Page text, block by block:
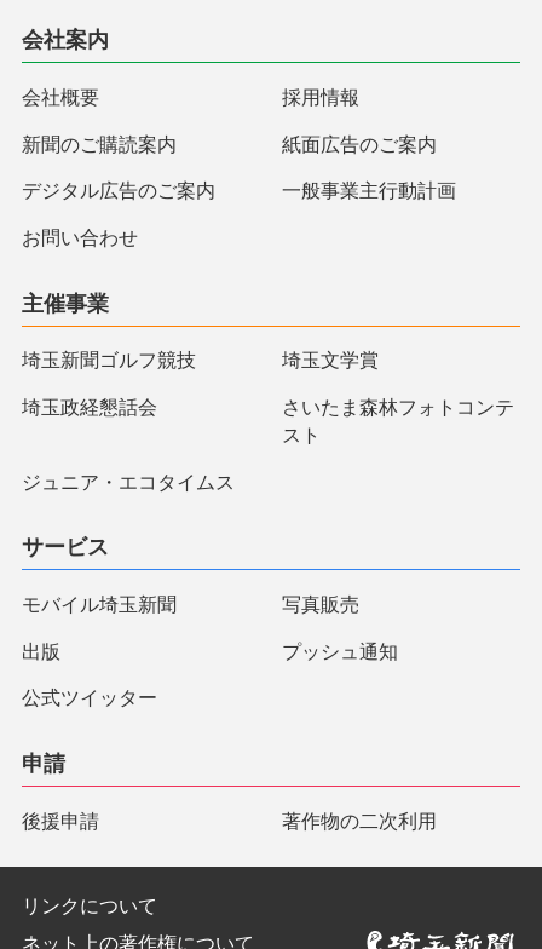
会社案内
会社概要 採用情報
新聞のご購読案内 紙面広告のご案内
デジタル広告のご案内 一般事業主行動計画
お問い合わせ
主催事業
埼玉新聞ゴルフ競技 埼玉文学賞
埼玉政経懇話会
さいたま森林フォトコンテ
スト
ジュニア・エコタイムス
サービス
モバイル埼玉新聞 写真販売
出版 プッシュ通知
公式ツイッター
申請
後援申請 著作物の二次利用
リンクについて
ネット上の著作権について